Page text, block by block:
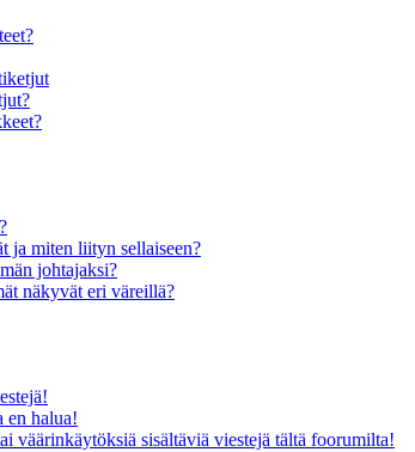
ja miten liityn sellaiseen?
johtajaksi?
näkyvät eri väreillä?
en halua!
väärinkäytöksiä sisältäviä viestejä tältä foorumilta!